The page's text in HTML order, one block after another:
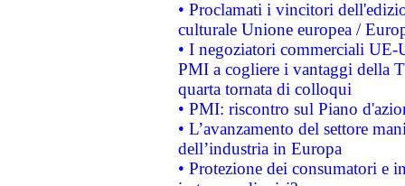
• Proclamati i vincitori
culturale Unione europea /
• I negoziatori commerciali UE-
PMI a cogliere i vantaggi della
quarta tornata di colloqui
• PMI: riscontro sul Piano
• L’avanzamento del settore
dell’industria in Europa
• Protezione dei consumatori e